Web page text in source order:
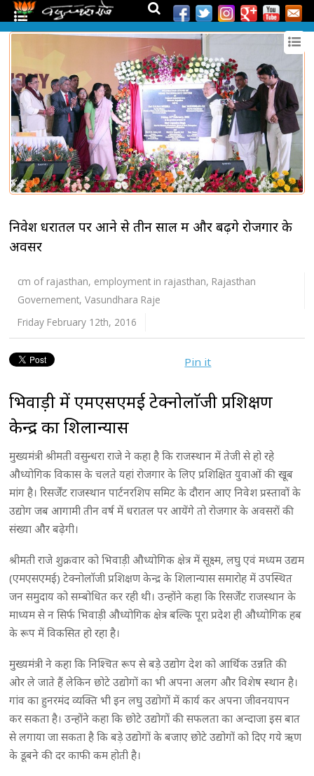
निवेश धरातल पर आने से तीन साल में और बढ़ेंगे रोजगार के
अवसर
cm of rajasthan, employment in rajasthan, Rajasthan
Governement,Vasundhara Raje
Friday February 12th, 2016
Pin it
भिवाड़ी में एमएसएमई टेक्नोलाॅजी प्रशिक्षण
केन्द्र का शिलान्यास
मुख्यमंत्री श्रीमती वसुन्धरा राजे ने कहा है कि राजस्थान में तेजी से हो रहे
औध्योगिक विकास के चलते यहां रोजगार के लिए प्रशिक्षित युवाओं की खूब
मांग है। रिसर्जेंट राजस्थान पार्टनरशिप समिट के दौरान आए निवेश प्रस्तावों के
उद्योग जब आगामी तीन वर्ष में धरातल पर आयेंगे तो रोजगार के अवसरों की
संख्या और बढ़ेगी।
श्रीमती राजे शुक्रवार को भिवाड़ी औध्योगिक क्षेत्र में सूक्ष्म, लघु एवं मध्यम उद्यम
(एमएसएमई) टेक्नोलाॅजी प्रशिक्षण केन्द्र के शिलान्यास समारोह में उपस्थित
जन समुदाय को सम्बोधित कर रही थी। उन्होंने कहा कि रिसर्जेंट राजस्थान के
माध्यम से न सिर्फ भिवाड़ी औध्योगिक क्षेत्र बल्कि पूरा प्रदेश ही औध्योगिक हब
के रूप में विकसित हो रहा है।
मुख्यमंत्री ने कहा कि निश्चित रूप से बड़े उद्योग देश को आर्थिक उन्नति की
ओर ले जाते हैं लेकिन छोटे उद्योगों का भी अपना अलग और विशेष स्थान है।
गांव का हुनरमंद व्यक्ति भी इन लघु उद्योगों में कार्य कर अपना जीवनयापन
कर सकता है। उन्होंने कहा कि छोटे उद्योगों की सफलता का अन्दाजा इस बात
से लगाया जा सकता है कि बड़े उद्योगों के बजाए छोटे उद्योगों को दिए गये ऋण
के डूबने की दर काफी कम होती है।